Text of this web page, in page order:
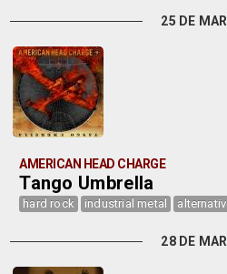
25 DE
AMERICAN HEAD CHARGE
Tango Umbrella
hard rock industrial metal
28 DE